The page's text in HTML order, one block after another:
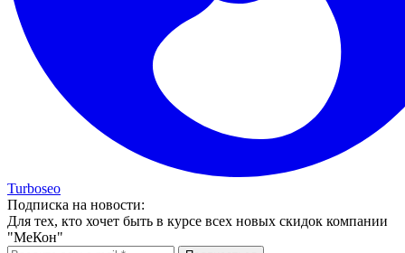
Turboseo
Подписка на новости:
Для тех, кто хочет быть в курсе всех новых скидок компании
"МеКон"